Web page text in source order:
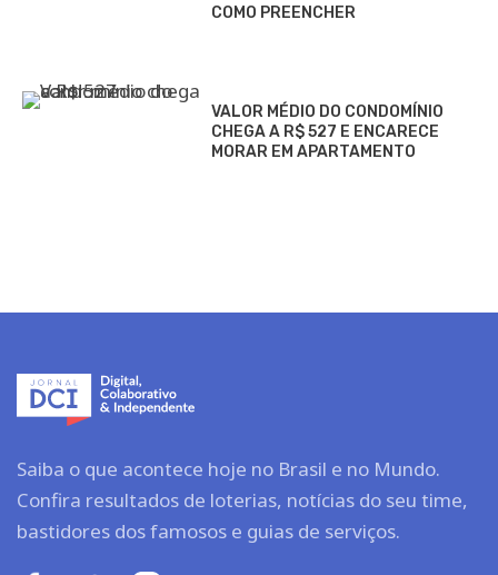
COMO PREENCHER
VALOR MÉDIO DO CONDOMÍNIO
CHEGA A R$ 527 E ENCARECE
MORAR EM APARTAMENTO
Saiba o que acontece hoje no Brasil e no Mundo.
Confira resultados de loterias, notícias do seu time,
bastidores dos famosos e guias de serviços.